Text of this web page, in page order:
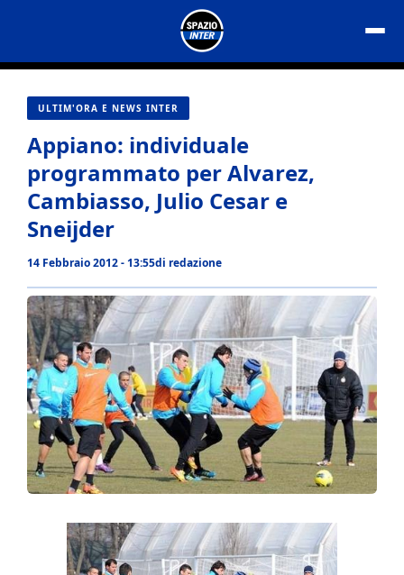
contenuto
ULTIM'ORA E NEWS INTER
Appiano: individuale
programmato per Alvarez,
Cambiasso, Julio Cesar e
Sneijder
14 Febbraio 2012 - 13:55di redazione